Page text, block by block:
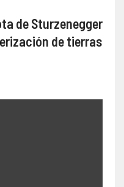
de Sturzenegger
de tierras